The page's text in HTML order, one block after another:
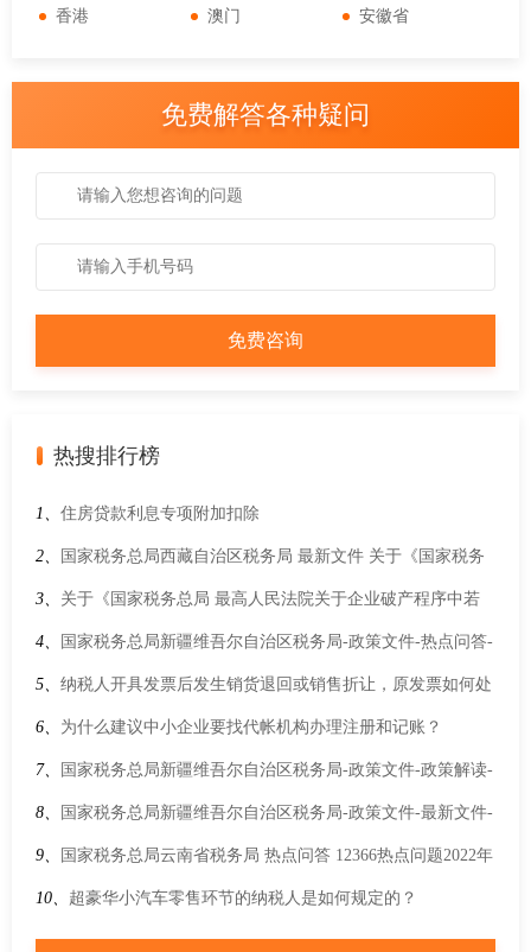
香港 澳门 安徽省
免费解答各种疑问
热搜排行榜
1、 住房贷款利息专项附加扣除
2、 国家税务总局西藏自治区税务局 最新文件 关于《国家税务
总局关于增值税 消费税与附加税费申报表整合有关事项的公
告》的解读
3、 关于《国家税务总局 最高人民法院关于企业破产程序中若
干税费征管事项的公告》的解读
4、 国家税务总局新疆维吾尔自治区税务局-政策文件-热点问答-
我公司在用应退税款抵扣欠税时，能否选择先行抵扣欠税，再
抵扣滞纳金？
5、 纳税人开具发票后发生销货退回或销售折让，原发票如何处
理
6、 为什么建议中小企业要找代帐机构办理注册和记账？
7、 国家税务总局新疆维吾尔自治区税务局-政策文件-政策解读-
关于《涉税专业服务管理办法（试行）》的解读
8、 国家税务总局新疆维吾尔自治区税务局-政策文件-最新文件-
涉税专业服务管理办法（试行）
9、 国家税务总局云南省税务局 热点问答 12366热点问题2022年
第1期（上半月）
10、 超豪华小汽车零售环节的纳税人是如何规定的？